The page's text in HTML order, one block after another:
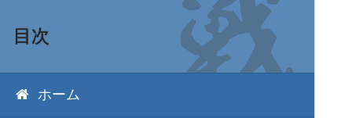
目次
ホーム